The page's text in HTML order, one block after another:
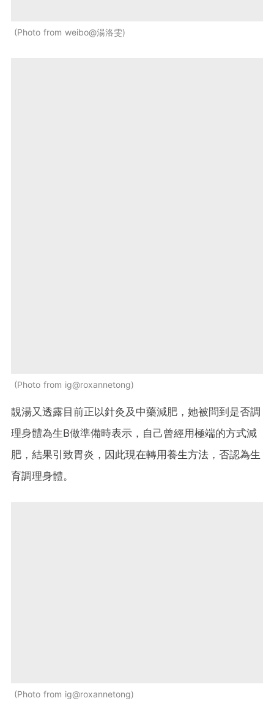
Photo from weibo@湯洛雯
Photo from ig@roxannetong
靚湯又透露目前正以針灸及中藥減肥，她被問到是否調
理身體為生B做準備時表示，自己曾經用極端的方式減
肥，結果引致胃炎，因此現在轉用養生方法，否認為生
育調理身體。
Photo from ig@roxannetong